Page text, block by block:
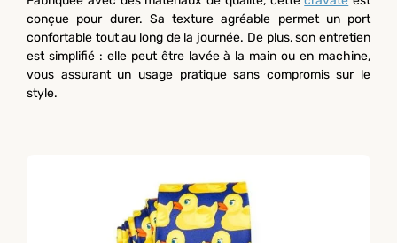
conçue pour durer. Sa texture agréable permet un port
confortable tout au long de la journée. De plus, son entretien
est simplifié : elle peut être lavée à la main ou en machine,
vous assurant un usage pratique sans compromis sur le
style.